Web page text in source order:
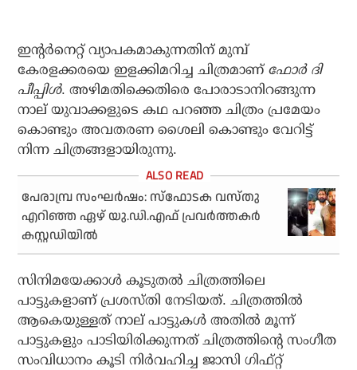
ഇന്റർനെറ്റ് വ്യാപകമാകുന്നതിന് മുമ്പ്
കേരളക്കരയെ ഇളക്കിമറിച്ച ചിത്രമാണ് ഫോർ ദി
പീപ്പിൾ. അഴിമതിക്കെതിരെ പോരാടാനിറങ്ങുന്ന
നാല് യുവാക്കളുടെ കഥ പറഞ്ഞ ചിത്രം പ്രമേയം
കൊണ്ടും അവതരണ ശൈലി കൊണ്ടും വേറിട്ട്
നിന്ന ചിത്രങ്ങളായിരുന്നു.
പേരാമ്പ്ര സംഘര്‍ഷം: സ്‌ഫോടക വസ്തു
എറിഞ്ഞ ഏഴ് യു.ഡി.എഫ് പ്രവര്‍ത്തകര്‍
കസ്റ്റഡിയില്‍
സിനിമയേക്കാൾ കൂടുതൽ ചിത്രത്തിലെ
പാട്ടുകളാണ് പ്രശസ്തി നേടിയത്. ചിത്രത്തിൽ
ആകെയുള്ളത് നാല് പാട്ടുകൾ അതിൽ മൂന്ന്
പാട്ടുകളും പാടിയിരിക്കുന്നത് ചിത്രത്തിന്റെ സംഗീത
സംവിധാനം കൂടി നിർവഹിച്ച ജാസി ഗിഫ്റ്റ്